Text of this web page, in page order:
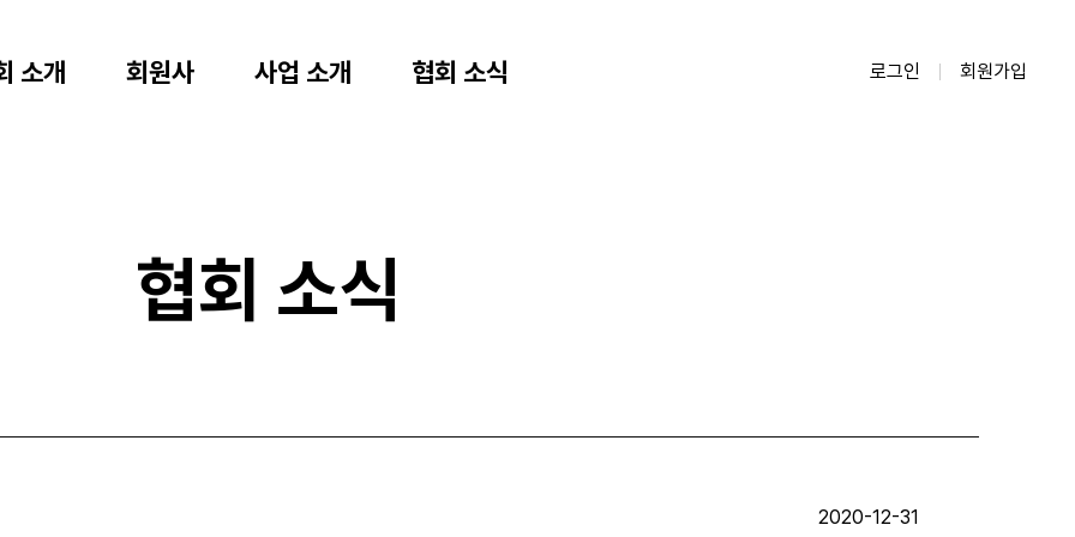
소개 회원사 사업 소개 협회 소식 로그인 회원가입
협회 소식
2020-12-31